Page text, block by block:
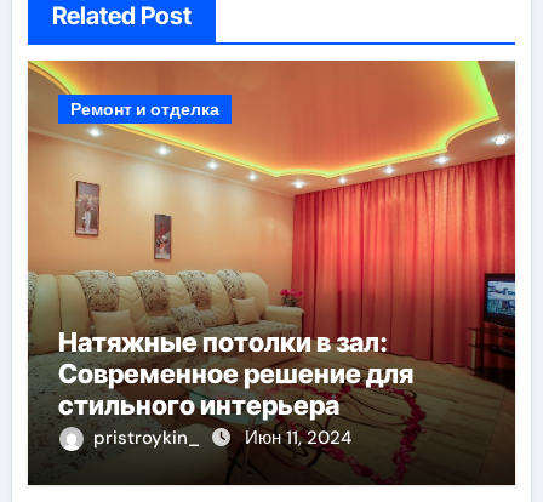
Related Post
Ремонт и отделка
Натяжные потолки в зал:
Современное решение для
стильного интерьера
pristroykin_ Июн 11, 2024